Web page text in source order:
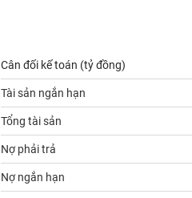
Cân đối kế toán (tỷ đồng)
Tài sản ngắn hạn
Tổng tài sản
Nợ phải trả
Nợ ngắn hạn